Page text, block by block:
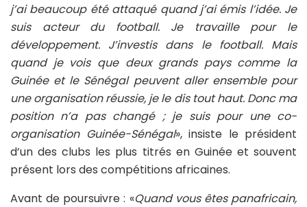
j’ai beaucoup été attaqué quand j’ai émis l’idée. Je
suis acteur du football. Je travaille pour le
développement. J’investis dans le football. Mais
quand je vois que deux grands pays comme la
Guinée et le Sénégal peuvent aller ensemble pour
une organisation réussie, je le dis tout haut. Donc ma
position n’a pas changé ; je suis pour une co-
organisation Guinée-Sénégal», insiste le président
d’un des clubs les plus titrés en Guinée et souvent
présent lors des compétitions africaines.
Avant de poursuivre : «Quand vous êtes panafricain,